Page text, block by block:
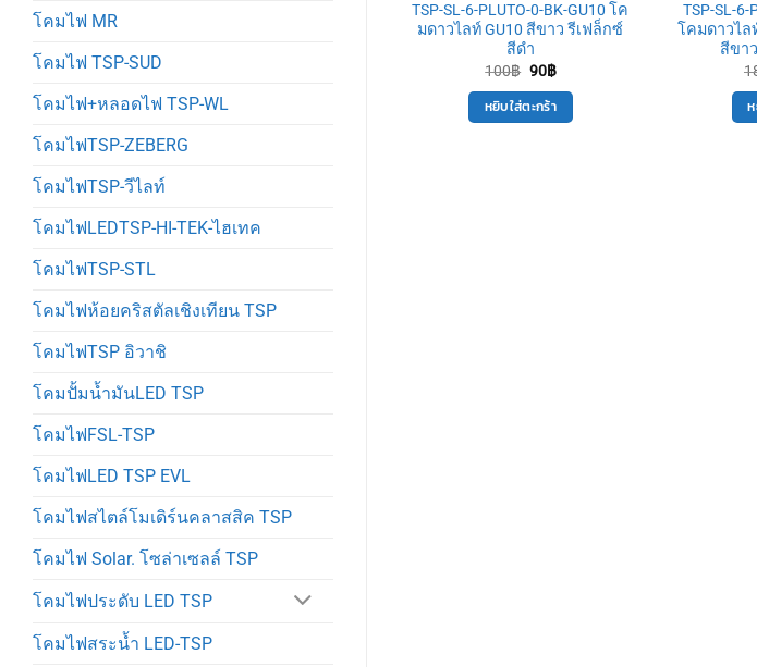
โคมไฟ MR
โคมไฟ TSP-SUD
โคมไฟ+หลอดไฟ TSP-WL
โคมไฟTSP-ZEBERG
โคมไฟTSP-วีไลท์
โคมไฟLEDTSP-HI-TEK-ไฮเทค
โคมไฟTSP-STL
โคมไฟห้อยคริสตัลเชิงเทียน TSP
โคมไฟTSP อิวาชิ
โคมปั้มน้ำมันLED TSP
โคมไฟFSL-TSP
โคมไฟLED TSP EVL
โคมไฟสไตล์โมเดิร์นคลาสสิค TSP
โคมไฟ Solar. โซล่าเซลล์ TSP
โคมไฟประดับ LED TSP
โคมไฟสระน้ำ LED-TSP
TSP-SL-6-PLUTO-0-BK-GU10 โค
มดาวไลท์ GU10 สีขาว รีเฟล็กซ์
สีดำ
100฿ Original
was:
100฿.
90฿Current
is:
90฿.
หยิบใส่ตะกร้า
TSP-SL-6-
โคมดาวไล
สีขา
2 โคมดาวไลท์
ดำ ปรับหน้าได้
฿.
฿Current
price
720฿.
หยิบใส่ตะกร้า